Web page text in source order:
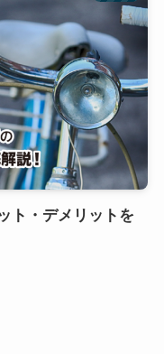
ト・デメリットを